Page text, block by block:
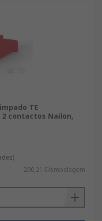
TE
2 contactos Nailon,
200,21 €/embalagem